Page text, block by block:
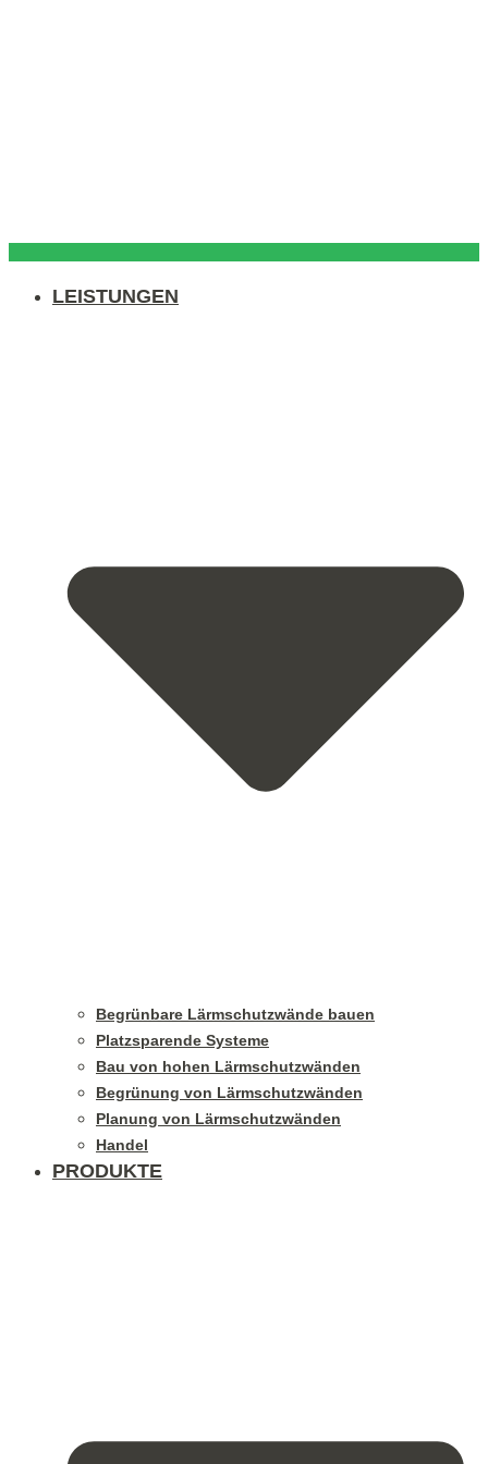
LEISTUNGEN
Begrünbare Lärmschutzwände bauen
Platzsparende Systeme
Bau von hohen Lärmschutzwänden
Begrünung von Lärmschutzwänden
Planung von Lärmschutzwänden
Handel
PRODUKTE